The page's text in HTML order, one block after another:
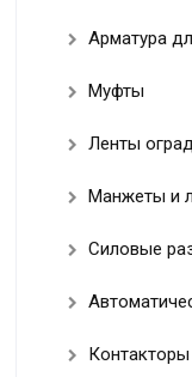
Арматура
Муфты
Ленты
Манжеты и
Силовые